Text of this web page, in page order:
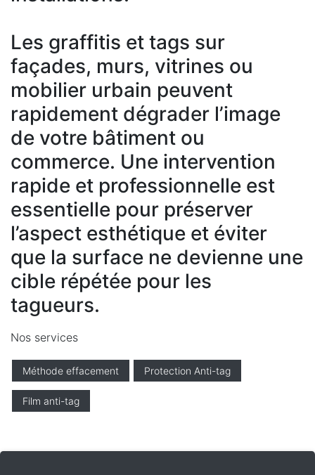
Les graffitis et tags sur
façades, murs, vitrines ou
mobilier urbain peuvent
rapidement dégrader l’image
de votre bâtiment ou
commerce. Une intervention
rapide et professionnelle est
essentielle pour préserver
l’aspect esthétique et éviter
que la surface ne devienne une
cible répétée pour les
tagueurs.
Nos services
Méthode effacement Protection Anti-tag
Film anti-tag